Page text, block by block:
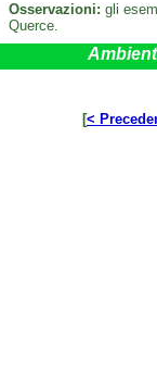
Osservazioni: gli
Querce.
[<